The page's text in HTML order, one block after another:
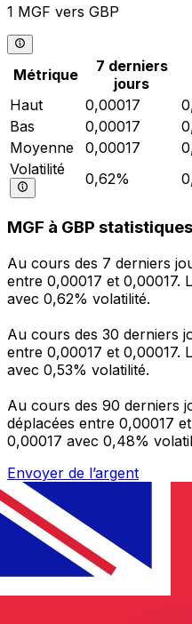
1 MGF vers GBP
Métrique
7 derniers
jours
Haut
0,00017
Bas
0,00017
Moyenne
0,00017
Volatilité
0,62%
MGF à GBP statistiques
Au cours des 7 derniers
entre 0,00017 et 0,00017.
avec 0,62% volatilité.
Au cours des 30 derniers
entre 0,00017 et 0,00017.
avec 0,53% volatilité.
Au cours des 90 derniers
déplacées entre 0,00017
0,00017 avec 0,48%
Envoyer de l’argent
Gérez votre argent et
êtes en déplacement
L'application Xe réunit
nécessaires pour vos
et la gestion de vos